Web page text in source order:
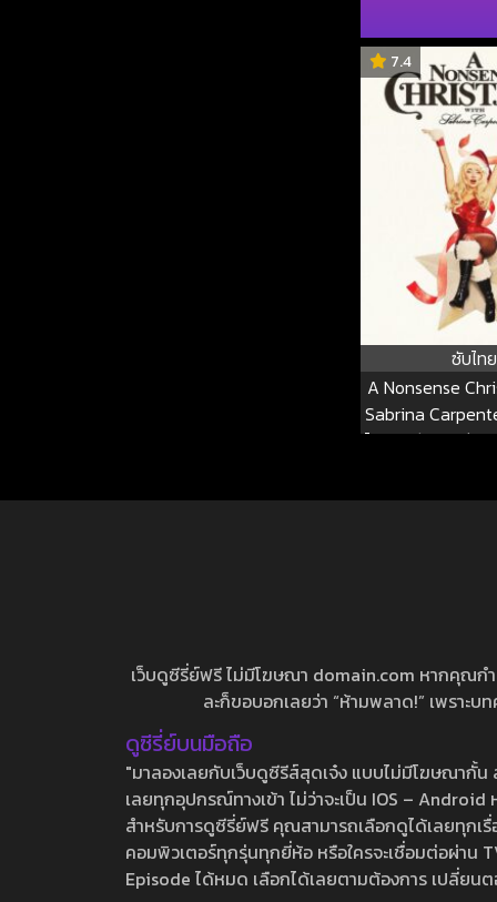
7.4
ซับไทย
A Nonsense
Sabrina
ไร้สาระกับซาบรีนา
เว็บดูซีรี่ย์ฟรี ไม่มีโฆษณา domain.com หากคุณก
ละก็ขอบอกเลยว่า “ห้ามพลาด!” เพราะ
ดูซีรี่ย์บนมือถือ
"มาลองเลยกับเว็บดูซีรีส์สุดเจ๋ง แบบไม่มีโฆษณากั้
เลยทุกอุปกรณ์ทางเข้า ไม่ว่าจะเป็น IOS –
สำหรับการดูซีรี่ย์ฟรี คุณสามารถเลือกดูได้เลยทุกเ
คอมพิวเตอร์ทุกรุ่นทุกยี่ห้อ หรือใครจะเชื่อมต่อผ่าน
Episode ได้หมด เลือกได้เลยตามต้องการ เปลี่ยน